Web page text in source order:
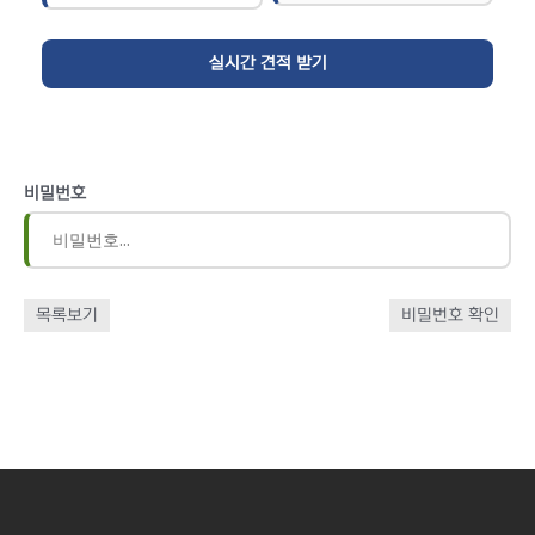
비밀번호
목록보기 비밀번호 확인